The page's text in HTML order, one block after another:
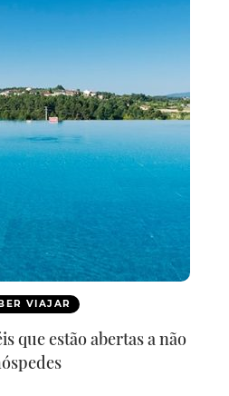
VIAJAR
que estão abertas a não